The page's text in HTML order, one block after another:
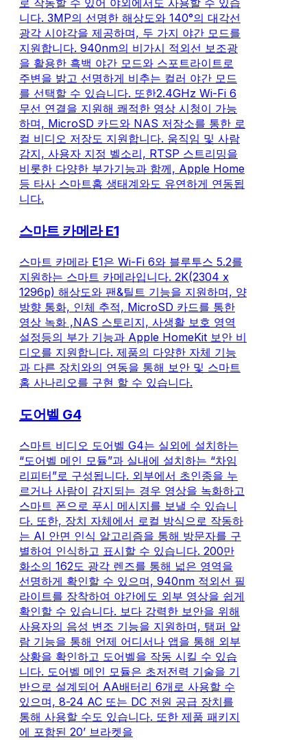
로 작동할 수 있어 야외에서도 사용할 수 있습
니다. 3MP의 선명한 해상도와 140°의 대각선
광각 시야각을 제공하며, 두 가지 야간 모드를
지원합니다. 940nm의 비가시 적외선 보조광
을 활용한 흑백 야간 모드와 스포트라이트로
주변을 밝고 선명하게 비추는 컬러 야간 모드
를 선택할 수 있습니다. 또한2.4GHz Wi-Fi 6
무선 연결을 지원해 쾌적한 영상 시청이 가능
하며, MicroSD 카드와 NAS 저장소를 통한 로
컬 비디오 저장도 지원합니다. 움직임 및 사람
감지, 사용자 지정 벨소리, RTSP 스트리밍을
비롯한 다양한 부가기능과 함께, Apple Home
등 타사 스마트홈 생태계와도 유연하게 연동됩
니다.
스마트 카메라 E1
스마트 카메라 E1은 Wi-Fi 6와 블루투스 5.2를
지원하는 스마트 카메라입니다. 2K(2304 x
1296p) 해상도와 팬&틸트 기능을 지원하며, 양
방향 통화, 인체 추적, MicroSD 카드를 통한
영상 녹화 ,NAS 스토리지, 사생활 보호 영역
설정등의 부가 기능과 Apple HomeKit 보안 비
디오를 지원합니다. 제품의 다양한 자체 기능
과 다른 장치와의 연동을 통해 보안 및 스마트
홈 사나리오를 구현 할 수 있습니다.
도어벨 G4
스마트 비디오 도어벨 G4는 실외에 설치하는
“도어벨 메인 모듈”과 실내에 설치하는 “차임
리피터”로 구성됩니다. 외부에서 초인종을 누
르거나 사람이 감지되는 경우 영상을 녹화하고
스마트 폰으로 푸시 메시지를 보낼 수 있습니
다. 또한, 장치 자체에서 로컬 방식으로 작동하
는 AI 안면 인식 알고리즘을 통해 방문자를 구
별하여 인식하고 표시할 수 있습니다. 200만
화소의 162도 광각 렌즈를 통해 넓은 영역을
선명하게 확인할 수 있으며, 940nm 적외선 필
라이트를 장착하여 야간에도 외부 영상을 쉽게
확인할 수 있습니다. 보다 강력한 보안을 위해
사용자의 음성 변조 기능을 지원하며, 탬퍼 알
람 기능을 통해 언제 어디서나 앱을 통해 외부
상황을 확인하고 도어벨을 작동 시킬 수 있습
니다. 도어벨 메인 모듈은 초저전력 기술을 기
반으로 설계되어 AA배터리 6개로 사용할 수
있으며, 8-24 AC 또는 DC 전원 공급 장치를
통해 사용할 수도 있습니다. 또한 제품 패키지
에 포함된 20’ 브라켓을